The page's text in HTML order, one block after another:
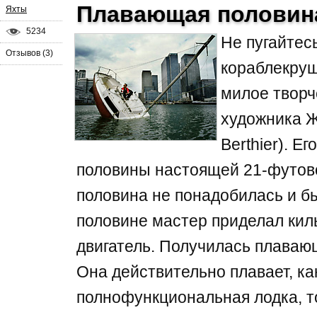
Яхты
5234
Отзывов (3)
Плавающая
Не
милое
художника
Berthier).
половины настоящей 21-
половина не понадобилась и
половине мастер приделал
двигатель. Получилась
Она действительно плавает,
полнофункциональная лодка,